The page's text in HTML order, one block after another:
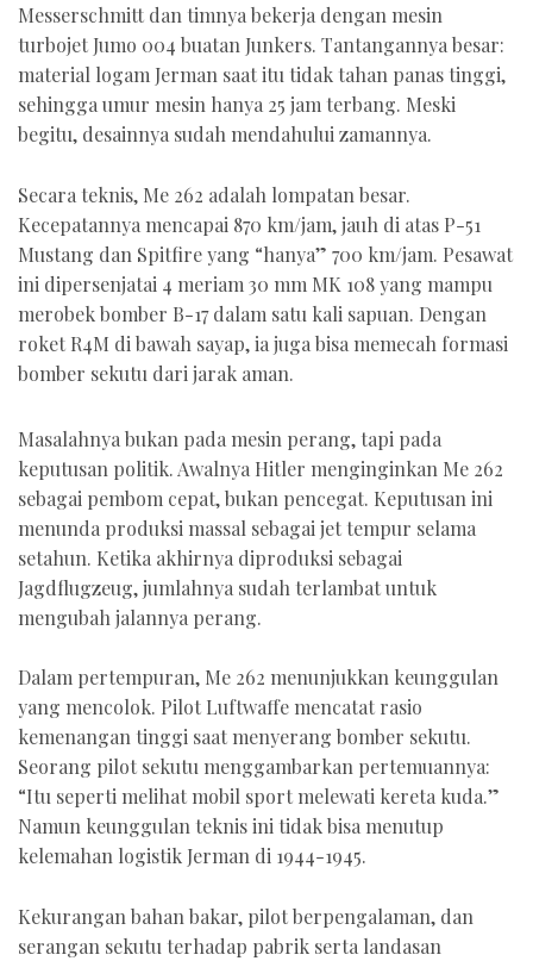
Messerschmitt dan timnya bekerja dengan mesin
turbojet Jumo 004 buatan Junkers. Tantangannya besar:
material logam Jerman saat itu tidak tahan panas tinggi,
sehingga umur mesin hanya 25 jam terbang. Meski
begitu, desainnya sudah mendahului zamannya.
Secara teknis, Me 262 adalah lompatan besar.
Kecepatannya mencapai 870 km/jam, jauh di atas P-51
Mustang dan Spitfire yang “hanya” 700 km/jam. Pesawat
ini dipersenjatai 4 meriam 30 mm MK 108 yang mampu
merobek bomber B-17 dalam satu kali sapuan. Dengan
roket R4M di bawah sayap, ia juga bisa memecah formasi
bomber sekutu dari jarak aman.
Masalahnya bukan pada mesin perang, tapi pada
keputusan politik. Awalnya Hitler menginginkan Me 262
sebagai pembom cepat, bukan pencegat. Keputusan ini
menunda produksi massal sebagai jet tempur selama
setahun. Ketika akhirnya diproduksi sebagai
Jagdflugzeug, jumlahnya sudah terlambat untuk
mengubah jalannya perang.
Dalam pertempuran, Me 262 menunjukkan keunggulan
yang mencolok. Pilot Luftwaffe mencatat rasio
kemenangan tinggi saat menyerang bomber sekutu.
Seorang pilot sekutu menggambarkan pertemuannya:
“Itu seperti melihat mobil sport melewati kereta kuda.”
Namun keunggulan teknis ini tidak bisa menutup
kelemahan logistik Jerman di 1944-1945.
Kekurangan bahan bakar, pilot berpengalaman, dan
serangan sekutu terhadap pabrik serta landasan